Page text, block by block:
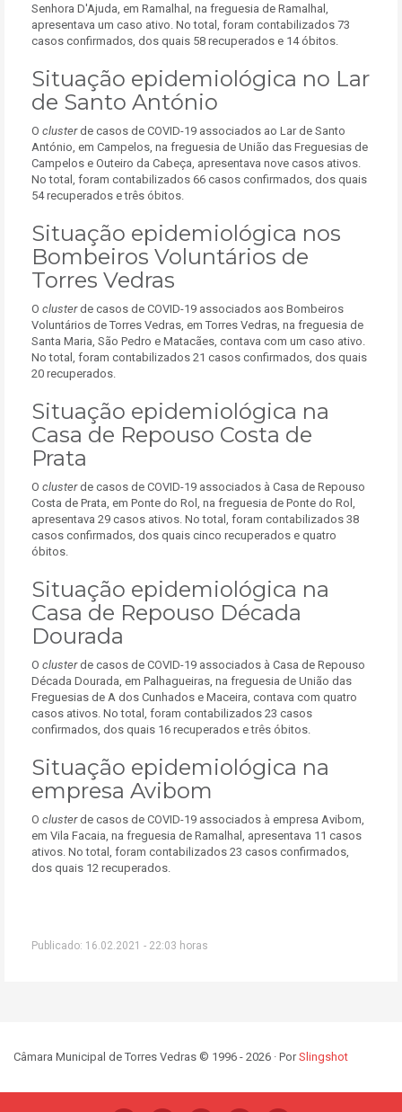
Senhora D'Ajuda, em Ramalhal, na freguesia de Ramalhal,
apresentava um caso ativo. No total, foram contabilizados 73
casos confirmados, dos quais 58 recuperados e 14 óbitos.
Situação epidemiológica no Lar
de Santo António
O clusterde casos de COVID-19 associados ao Lar de Santo
António, em Campelos, na freguesia de União das Freguesias de
Campelos e Outeiro da Cabeça, apresentava nove casos ativos.
No total, foram contabilizados 66 casos confirmados, dos quais
54 recuperados e três óbitos.
Situação epidemiológica nos
Bombeiros Voluntários de
Torres Vedras
O clusterde casos de COVID-19 associados aos Bombeiros
Voluntários de Torres Vedras, em Torres Vedras, na freguesia de
Santa Maria, São Pedro e Matacães, contava com um caso ativo.
No total, foram contabilizados 21 casos confirmados, dos quais
20 recuperados.
Situação epidemiológica na
Casa de Repouso Costa de
Prata
O clusterde casos de COVID-19 associados à Casa de Repouso
Costa de Prata, em Ponte do Rol, na freguesia de Ponte do Rol,
apresentava 29 casos ativos. No total, foram contabilizados 38
casos confirmados, dos quais cinco recuperados e quatro
óbitos.
Situação epidemiológica na
Casa de Repouso Década
Dourada
O clusterde casos de COVID-19 associados à Casa de Repouso
Década Dourada, em Palhagueiras, na freguesia de União das
Freguesias de A dos Cunhados e Maceira, contava com quatro
casos ativos. No total, foram contabilizados 23 casos
confirmados, dos quais 16 recuperados e três óbitos.
Situação epidemiológica na
empresa Avibom
O clusterde casos de COVID-19 associados à empresa Avibom,
em Vila Facaia, na freguesia de Ramalhal, apresentava 11 casos
ativos. No total, foram contabilizados 23 casos confirmados,
dos quais 12 recuperados.
Publicado: 16.02.2021 - 22:03 horas
Câmara Municipal de Torres Vedras © 1996 - 2026 · PorSlingshot